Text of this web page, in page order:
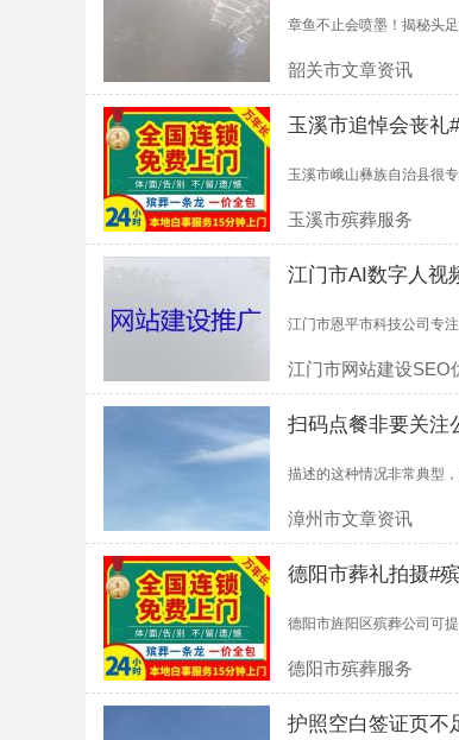
章鱼不止会喷墨！揭秘头
韶关市文章资讯
玉溪市追悼会丧礼
玉溪市峨山彝族自治县很
玉溪市殡葬服务
江门市AI数字人视
江门市恩平市科技公司专
江门市网站建设SEO
扫码点餐非要关注
描述的这种情况非常典型
漳州市文章资讯
德阳市葬礼拍摄#
德阳市旌阳区殡葬公司可
德阳市殡葬服务
护照空白签证页不